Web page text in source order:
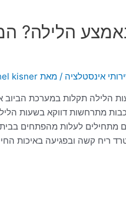
הלילה?
אינסטלציה / מאתkisner
הלילה תקלות במערכת הביוב
מתרחשות דווקא בשעות
מתחילים לעלות מהפתחים
ריח קשה ובפגיעה באיכות